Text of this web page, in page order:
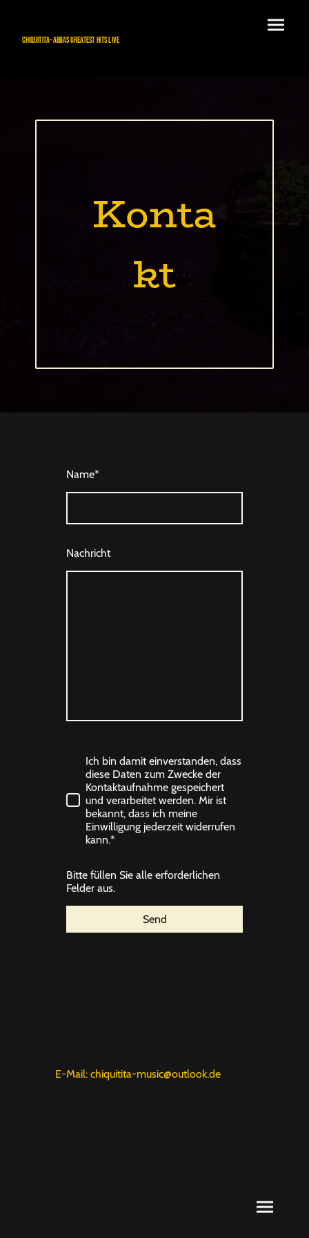
chiquitita- ABBAs greatest hits live
Konta
kt
Name*
Nachricht
Ich bin damit einverstanden, dass
diese Daten zum Zwecke der
Kontaktaufnahme gespeichert
und verarbeitet werden. Mir ist
bekannt, dass ich meine
Einwilligung jederzeit widerrufen
kann.*
Bitte füllen Sie alle erforderlichen
Felder aus.
Send
E-Mail: chiquitita-music@outlook.de